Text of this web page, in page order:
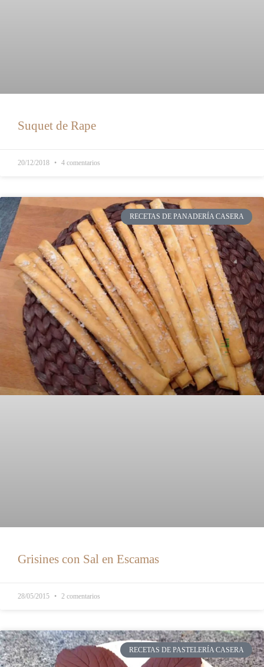
Suquet de Rape
20/12/2018 4 comentarios
RECETAS DE PANADERÍA CASERA
Grisines con Sal en Escamas
28/05/2015 2 comentarios
RECETAS DE PASTELERÍA CASERA